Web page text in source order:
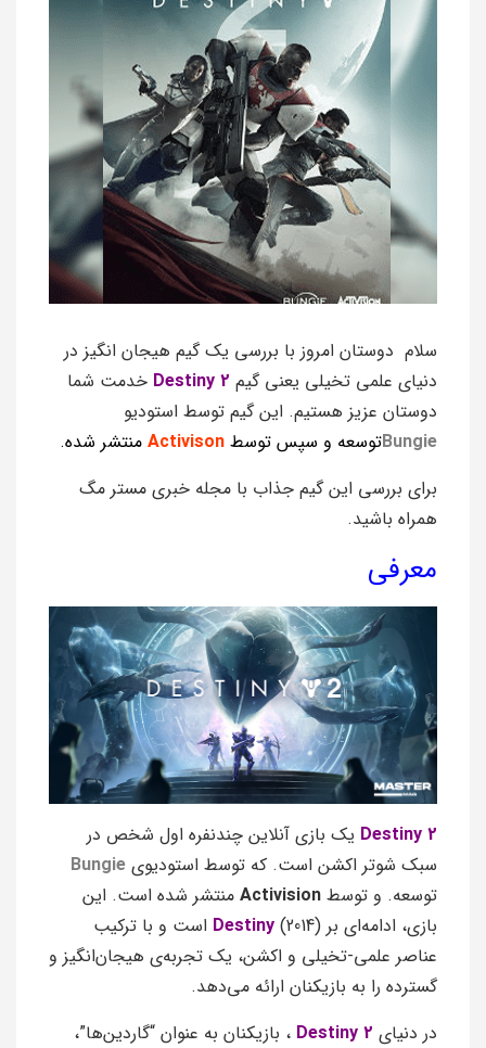
سلام دوستان امروز با بررسی یک گیم هیجان انگیز در
دنیای علمی تخیلی یعنی گیم Destiny 2 خدمت شما
دوستان عزیز هستیم. این گیم توسط استودیو
Bungieتوسعه و سپس توسط Activison منتشر شده.
برای بررسی این گیم جذاب با مجله خبری مستر مگ
همراه باشید.
معرفی
Destiny 2 یک بازی آنلاین چندنفره اول شخص در
سبک شوتر اکشن است. که توسط استودیوی Bungie
توسعه. و توسط Activision منتشر شده است. این
بازی، ادامه‌ای بر
Destiny (2014) است و با ترکیب
عناصر علمی-تخیلی و اکشن، یک تجربه‌ی هیجان‌انگیز و
گسترده را به بازیکنان ارائه می‌دهد.
در دنیای Destiny 2 ، بازیکنان به عنوان “گاردین‌ها”،